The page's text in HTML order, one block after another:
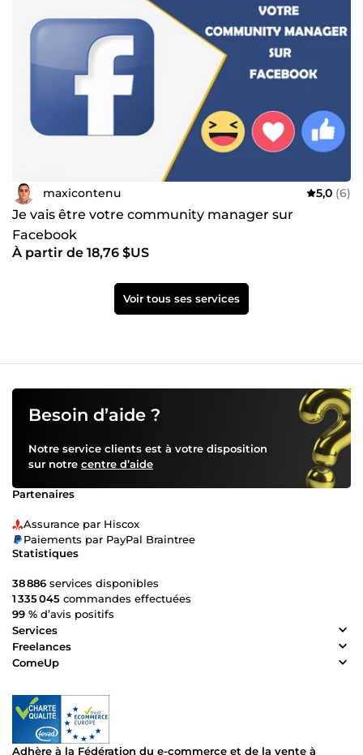
maxicontenu 5,0 (6)
Je vais être votre community manager sur
Facebook
À partir de 18,76 $US
Voir tous ses services
Besoin d’aide ?
Notre service clients est à votre disposition
sur notre centre d’aide
Partenaires
Assurance par Hiscox
Paiements par PayPal Braintree
Statistiques
38 886 services disponibles
1 335 045 commandes effectuées
99 % d’avis positifs
Services
Freelances
ComeUp
Adhère à la Fédération du e-commerce et de la vente à